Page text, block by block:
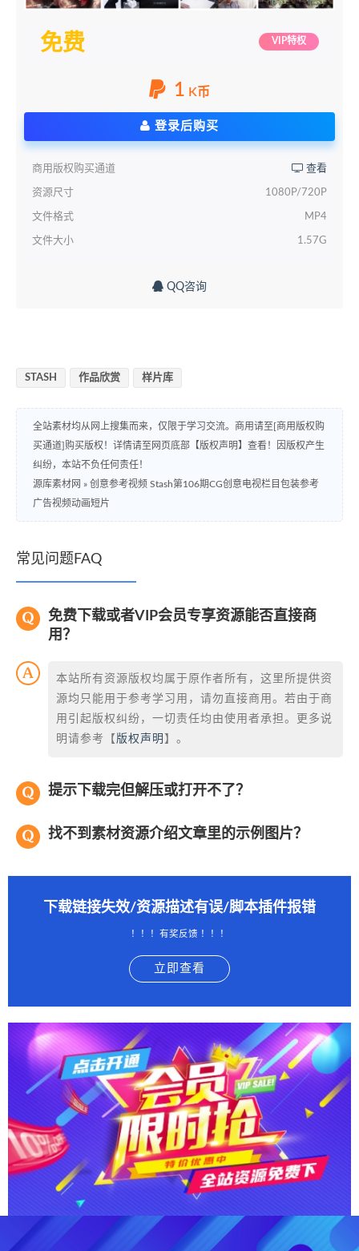
免费 VIP特权
1 K币
登录后购买
商用版权购买通道 查看
资源尺寸 1080P/720P
文件格式 MP4
文件大小 1.57G
QQ咨询
STASH 作品欣赏 样片库
全站素材均从网上搜集而来，仅限于学习交流。商用请至[商用版权购
买通道]购买版权！详情请至网页底部【版权声明】查看！因版权产生
纠纷，本站不负任何责任！
源库素材网 » 创意参考视频 Stash第106期CG创意电视栏目包装参考
广告视频动画短片
常见问题FAQ
免费下载或者VIP会员专享资源能否直接商
用？
本站所有资源版权均属于原作者所有，这里所提供资
源均只能用于参考学习用，请勿直接商用。若由于商
用引起版权纠纷，一切责任均由使用者承担。更多说
明请参考【 版权声明 】。
提示下载完但解压或打开不了？
找不到素材资源介绍文章里的示例图片？
下载链接失效/资源描述有误/脚本插件报错
！！！有奖反馈 ！！！
立即查看